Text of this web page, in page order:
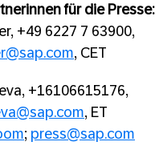
für die Presse:
+49 6227 7 63900,
, CET
+16106615176,
, ET
; press@sap.com